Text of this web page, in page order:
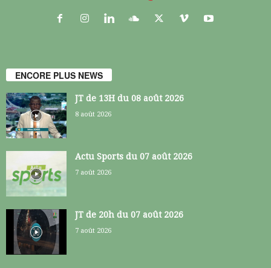
ENCORE PLUS NEWS
JT de 13H du 08 août 2026
8 août 2026
Actu Sports du 07 août 2026
7 août 2026
JT de 20h du 07 août 2026
7 août 2026